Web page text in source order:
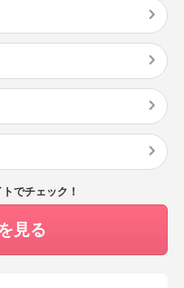
でチェック！
見る